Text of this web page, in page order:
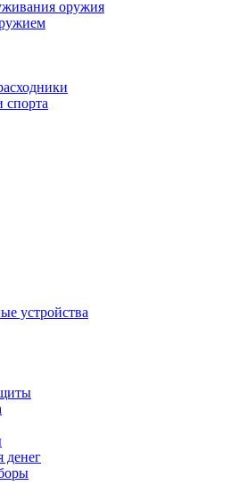
оружия
спорта
устройства
денег